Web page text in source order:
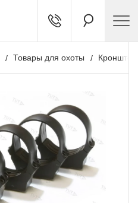
Товары для охоты